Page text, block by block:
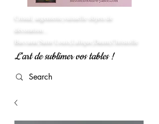
Cristal, argenterie,vaisselle objets de
décoration...
Baccarat,Saint Louis,Lalique,Daum,Christofle
L'art de sublimer vos tables !